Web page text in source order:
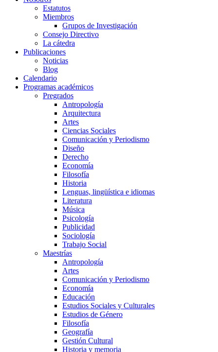
Estatutos
Miembros
Grupos de Investigación
Consejo Directivo
La cátedra
Publicaciones
Noticias
Blog
Calendario
Programas académicos
Pregrados
Antropología
Arquitectura
Artes
Ciencias Sociales
Comunicación y Periodismo
Diseño
Derecho
Economía
Filosofía
Historia
Lenguas, lingüística e idiomas
Literatura
Música
Psicología
Publicidad
Sociología
Trabajo Social
Maestrías
Antropología
Artes
Comunicación y Periodismo
Economía
Educación
Estudios Sociales y Culturales
Estudios de Género
Filosofía
Geografía
Gestión Cultural
Historia y memoria